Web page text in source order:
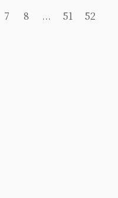
7 8 ... 51 52